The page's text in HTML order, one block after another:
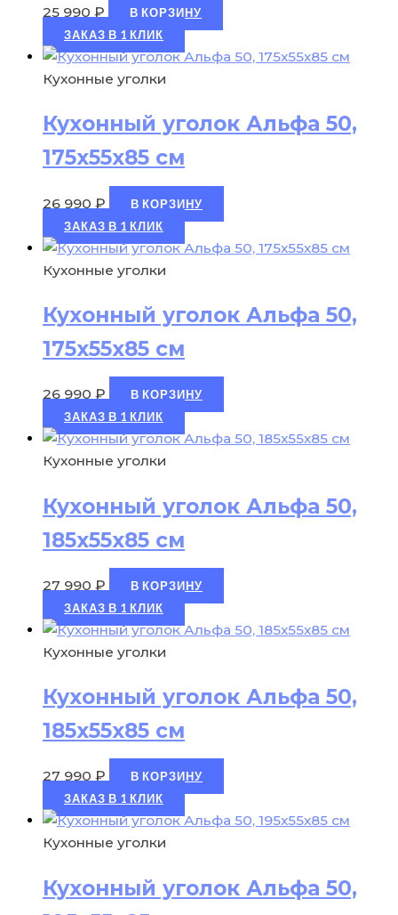
25 990 ₽
В КОРЗИНУ
ЗАКАЗ В 1 КЛИК
Кухонные уголки
Кухонный уголок Альфа 50,
175х55х85 см
26 990 ₽
В КОРЗИНУ
ЗАКАЗ В 1 КЛИК
Кухонные уголки
Кухонный уголок Альфа 50,
175х55х85 см
26 990 ₽
В КОРЗИНУ
ЗАКАЗ В 1 КЛИК
Кухонные уголки
Кухонный уголок Альфа 50,
185х55х85 см
27 990 ₽
В КОРЗИНУ
ЗАКАЗ В 1 КЛИК
Кухонные уголки
Кухонный уголок Альфа 50,
185х55х85 см
27 990 ₽
В КОРЗИНУ
ЗАКАЗ В 1 КЛИК
Кухонные уголки
Кухонный уголок Альфа 50,